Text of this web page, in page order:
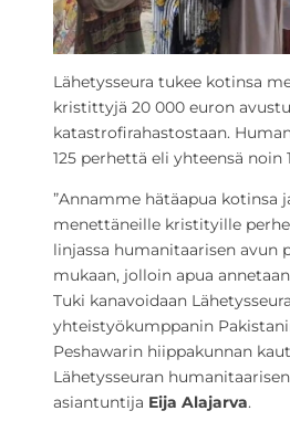
Lähetysseura tukee kotinsa
kristittyjä 20 000 euron
katastrofirahastostaan.
125 perhettä eli yhteensä noin
”Annamme hätäapua kotinsa
menettäneille kristityille
linjassa humanitaarisen avun
mukaan, jolloin apua
Tuki kanavoidaan
yhteistyökumppanin
Peshawarin hiippakunnan
Lähetysseuran
asiantuntija Eija Alajarva.